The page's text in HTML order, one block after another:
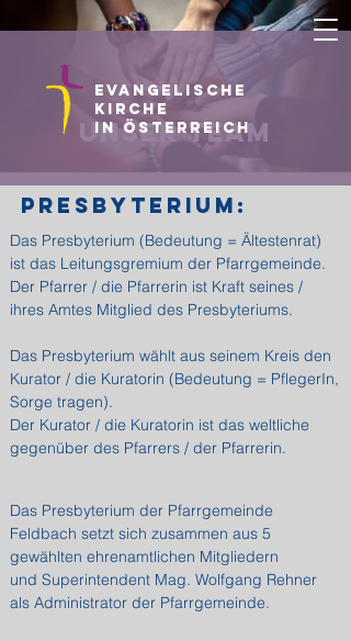
Evangelische
Kirche
in Österreich
unser team
Presbyterium:
Das Presbyterium (Bedeutung = Ältestenrat)
ist das Leitungsgremium der Pfarrgemeinde.
Der Pfarrer / die Pfarrerin ist Kraft seines /
ihres Amtes Mitglied des Presbyteriums.
Das Presbyterium wählt aus seinem Kreis den
Kurator / die Kuratorin (Bedeutung = PflegerIn,
Sorge tragen).
Der Kurator / die Kuratorin ist das weltliche
gegenüber des Pfarrers / der Pfarrerin.
Das Presbyterium der Pfarrgemeinde
Feldbach setzt sich zusammen aus 5
gewählten ehrenamtlichen Mitgliedern
und Superintendent Mag. Wolfgang Rehner
als Administrator der Pfarrgemeinde.